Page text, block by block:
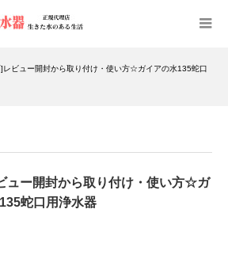
レビュー開封から取り付け・使い方☆ガイアの水135蛇口
ュー開封から取り付け・使い方☆ガ
蛇口用浄水器